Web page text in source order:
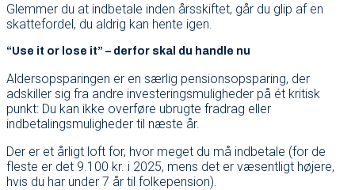
Glemmer du at indbetale inden årsskiftet, går du glip af en
skattefordel, du aldrig kan hente igen.
“Use it or lose it” – derfor skal du handle nu
Aldersopsparingen er en særlig pensionsopsparing, der
adskiller sig fra andre investeringsmuligheder på ét kritisk
punkt: Du kan ikke overføre ubrugte fradrag eller
indbetalingsmuligheder til næste år.
Der er et årligt loft for, hvor meget du må indbetale (for de
fleste er det 9.100 kr. i 2025, mens det er væsentligt højere,
hvis du har under 7 år til folkepension).